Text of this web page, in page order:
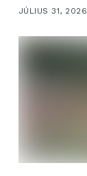
JÚLIUS 31, 2026